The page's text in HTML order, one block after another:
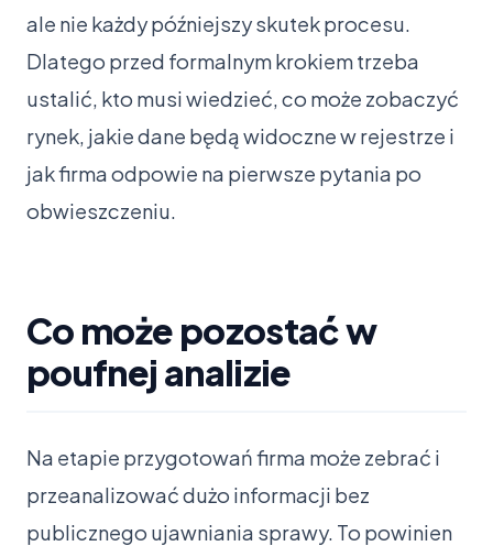
ale nie każdy późniejszy skutek procesu.
Dlatego przed formalnym krokiem trzeba
ustalić, kto musi wiedzieć, co może zobaczyć
rynek, jakie dane będą widoczne w rejestrze i
jak firma odpowie na pierwsze pytania po
obwieszczeniu.
Co może pozostać w
poufnej analizie
Na etapie przygotowań firma może zebrać i
przeanalizować dużo informacji bez
publicznego ujawniania sprawy. To powinien